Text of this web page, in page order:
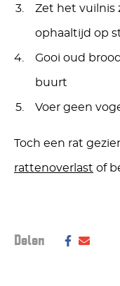
Zet het vuilnis
ophaaltijd op
Gooi oud
buurt
Voer geen
Toch een rat
rattenoverlast of
Delen DeelDelen